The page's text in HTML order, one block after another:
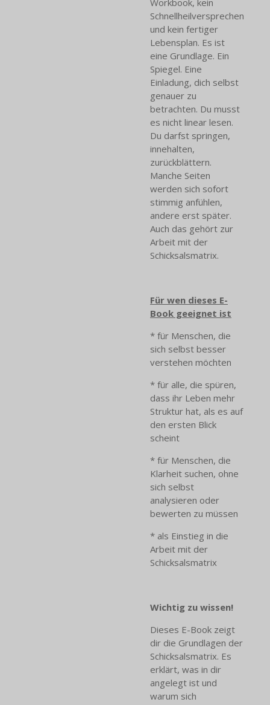
Schnellheilversprechen
und kein fertiger
Lebensplan. Es ist
eine Grundlage. Ein
Spiegel. Eine
Einladung, dich selbst
genauer zu
betrachten. Du musst
es nicht linear lesen.
Du darfst springen,
innehalten,
zurückblättern.
Manche Seiten
werden sich sofort
stimmig anfühlen,
andere erst später.
Auch das gehört zur
Arbeit mit der
Schicksalsmatrix.
Für wen dieses E-
Book geeignet ist
* für Menschen, die
sich selbst besser
verstehen möchten
* für alle, die spüren,
dass ihr Leben mehr
Struktur hat, als es auf
den ersten Blick
scheint
* für Menschen, die
Klarheit suchen, ohne
sich selbst
analysieren oder
bewerten zu müssen
* als Einstieg in die
Arbeit mit der
Schicksalsmatrix
Wichtig zu wissen!
Dieses E-Book zeigt
dir die Grundlagen der
Schicksalsmatrix. Es
erklärt, was in dir
angelegt ist und
warum sich